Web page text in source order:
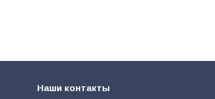
Наши контакты